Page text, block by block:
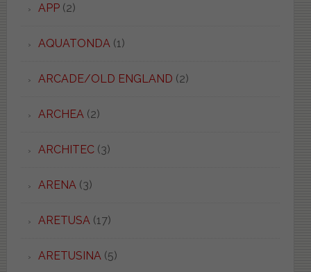
APP(2)
AQUATONDA (1)
ARCADE/OLD ENGLAND (2)
ARCHEA (2)
ARCHITEC(3)
ARENA (3)
ARETUSA (17)
ARETUSINA (5)